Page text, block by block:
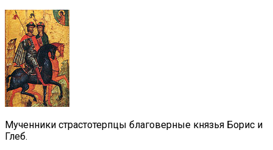
Мученники страстотерпцы благоверные князья Борис и
Глеб.